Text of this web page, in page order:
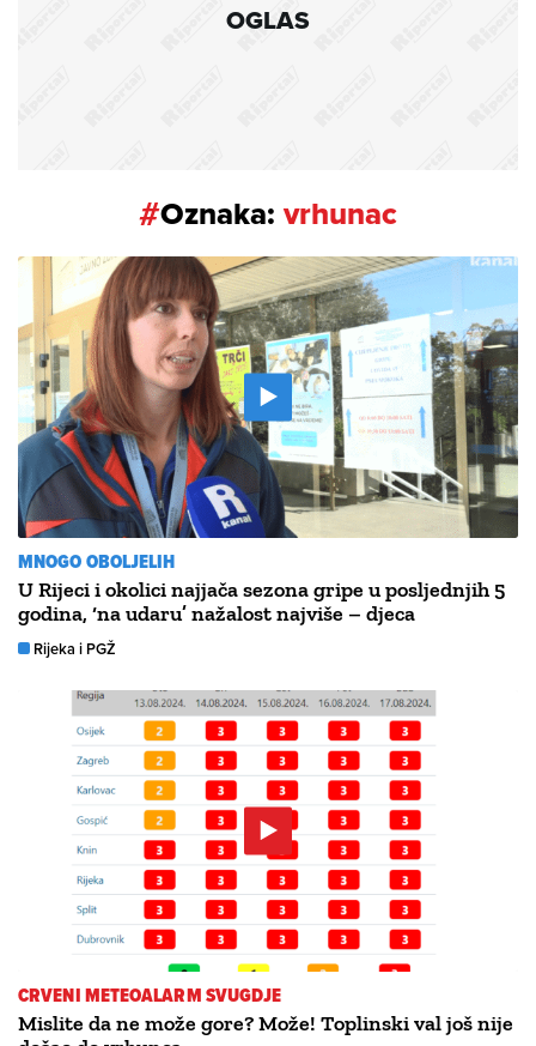
OGLAS
#Oznaka: vrhunac
MNOGO OBOLJELIH
U Rijeci i okolici najjača sezona gripe u posljednjih 5
godina, ‘na udaru’ nažalost najviše – djeca
Rijeka i PGŽ
CRVENI METEOALARM SVUGDJE
Mislite da ne može gore? Može! Toplinski val još nije